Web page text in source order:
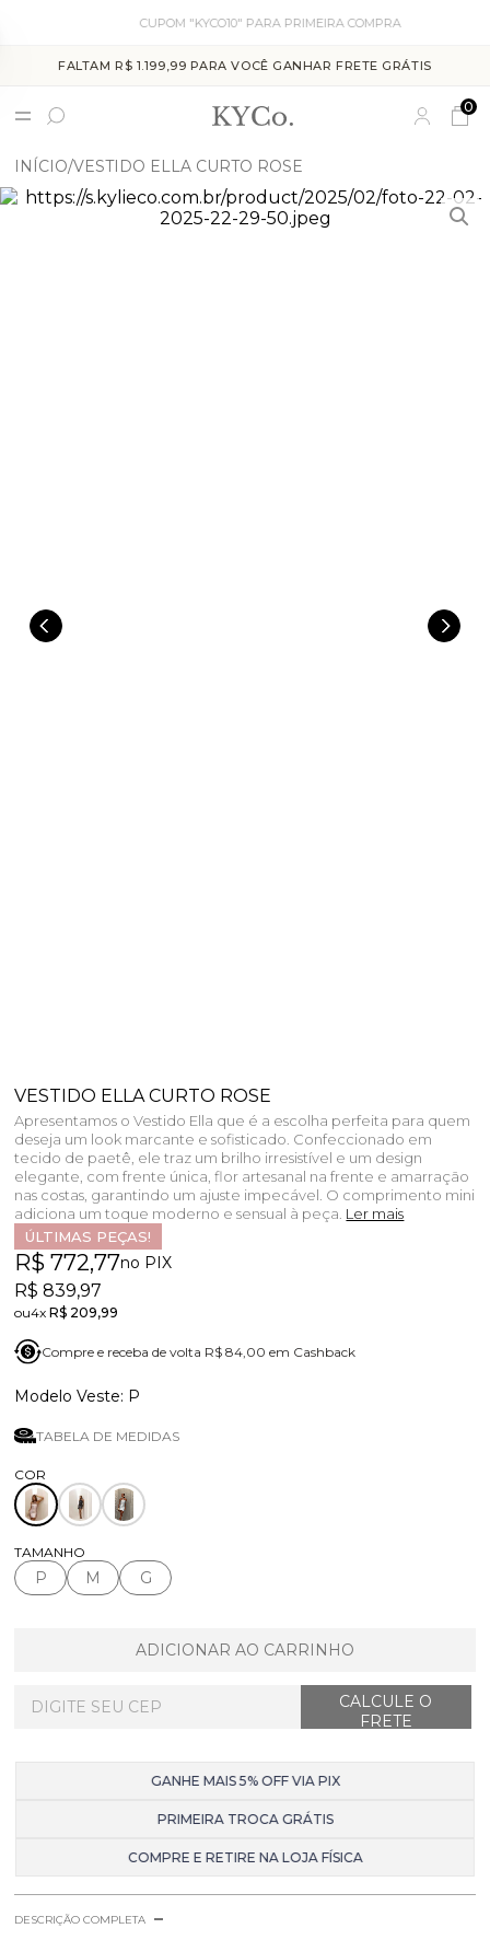
CUPOM "KYCO10" PARA PRIMEIRA COMPRA
FALTAM R$ 1.199,99 PARA VOCÊ GANHAR FRETE GRÁTIS
0
INÍCIO VESTIDO ELLA CURTO ROSE
VESTIDO ELLA CURTO ROSE
Apresentamos o Vestido Ella que é a escolha perfeita para quem
deseja um look marcante e sofisticado. Confeccionado em
tecido de paetê, ele traz um brilho irresistível e um design
elegante, com frente única, flor artesanal na frente e amarração
nas costas, garantindo um ajuste impecável. O comprimento mini
adiciona um toque moderno e sensual à peça. Ler mais
ÚLTIMAS PEÇAS!
R$ 772,77no PIX
R$ 839,97
4xR$ 209,99
Compre e receba de volta R$ 84,00 em Cashback
P
TABELA DE MEDIDAS
TAMANHO
P M G
ADICIONAR AO CARRINHO
GANHE MAIS 5% OFF VIA PIX
PRIMEIRA TROCA GRÁTIS
COMPRE E RETIRE NA LOJA FÍSICA
DESCRIÇÃO COMPLETA